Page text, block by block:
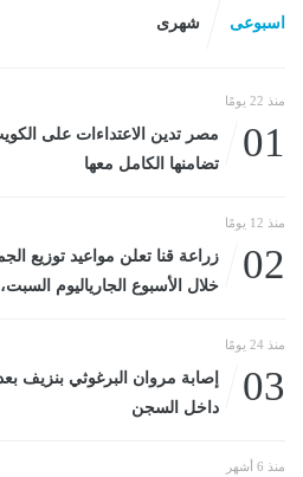
اسبوعى شهرى
منذ 22 يومًا
01
مصر تدين الاعتداءات على
تضامنها الكامل معها
منذ 12 يومًا
02
زراعة قنا تعلن مواعيد توزيع
خلال الأسبوع الجارياليوم السبت، 25 يوليو 2026 04:00 مـ
منذ 24 يومًا
03
إصابة مروان البرغوثي بنزيف
داخل السجن
منذ 6 أشهر